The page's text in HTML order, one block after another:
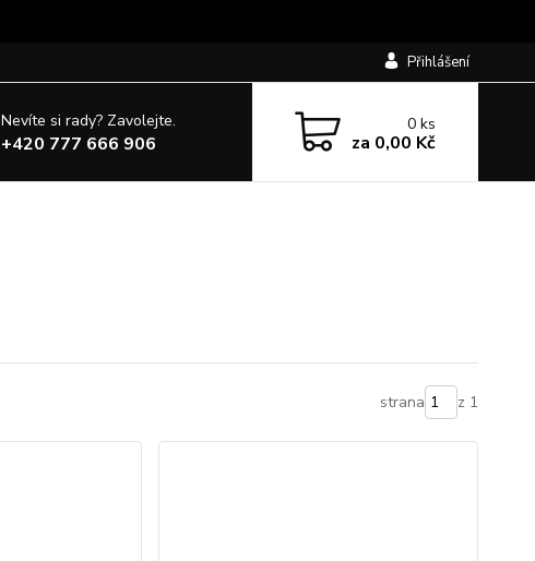
Přihlášení
Nevíte si rady? Zavolejte.
+420 777 666 906
0ks
za 0,00 Kč
strana z 1